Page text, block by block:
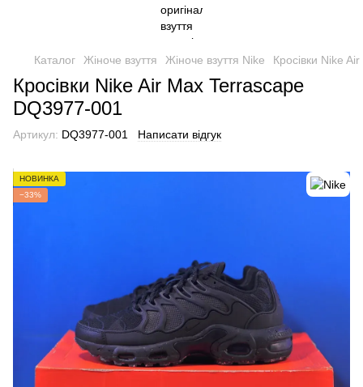
Каталог Жіноче взуття Жіноче взуття Nike Кросівки Nike
Кросівки Nike Air Max Terrascape
DQ3977-001
Артикул: DQ3977-001 Написати відгук
НОВИНКА
−33%